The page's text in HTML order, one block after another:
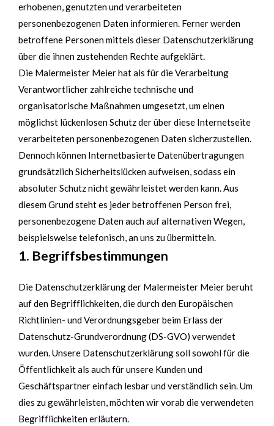
erhobenen, genutzten und verarbeiteten
personenbezogenen Daten informieren. Ferner werden
betroffene Personen mittels dieser Datenschutzerklärung
über die ihnen zustehenden Rechte aufgeklärt.
Die Malermeister Meier hat als für die Verarbeitung
Verantwortlicher zahlreiche technische und
organisatorische Maßnahmen umgesetzt, um einen
möglichst lückenlosen Schutz der über diese Internetseite
verarbeiteten personenbezogenen Daten sicherzustellen.
Dennoch können Internetbasierte Datenübertragungen
grundsätzlich Sicherheitslücken aufweisen, sodass ein
absoluter Schutz nicht gewährleistet werden kann. Aus
diesem Grund steht es jeder betroffenen Person frei,
personenbezogene Daten auch auf alternativen Wegen,
beispielsweise telefonisch, an uns zu übermitteln.
1. Begriffsbestimmungen
Die Datenschutzerklärung der Malermeister Meier beruht
auf den Begrifflichkeiten, die durch den Europäischen
Richtlinien- und Verordnungsgeber beim Erlass der
Datenschutz-Grundverordnung (DS-GVO) verwendet
wurden. Unsere Datenschutzerklärung soll sowohl für die
Öffentlichkeit als auch für unsere Kunden und
Geschäftspartner einfach lesbar und verständlich sein. Um
dies zu gewährleisten, möchten wir vorab die verwendeten
Begrifflichkeiten erläutern.